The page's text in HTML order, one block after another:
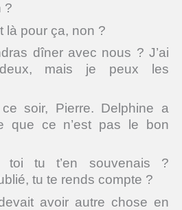
?
là pour ça, non ?
dîner avec nous ? J’ai
mais je peux les
soir, Pierre. Delphine a
que ce n’est pas le bon
tu t’en souvenais ?
tu te rends compte ?
avoir autre chose en